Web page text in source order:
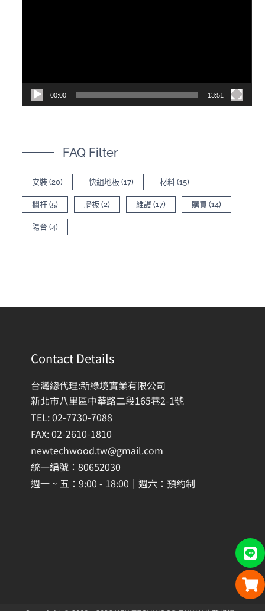
00:00 13:51
FAQ Filter
安裝 (20) 快組地板 (17) 材料 (15)
欄杆 (5) 牆板 (2) 維護 (17) 購買 (14)
陽台 (4)
Contact Details
台灣總代理:新綠境實業有限公司
新北市八里區中華路二段165巷2-1號
TEL: 02-7730-7088
FAX: 02-2610-1810
newtechwood.tw@gmail.com
統一編號：80652030
週一 ~ 五：9:00 - 18:00｜週六：預約制